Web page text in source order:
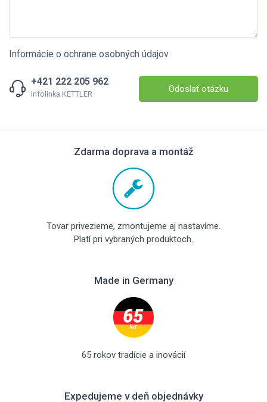
Informácie o ochrane osobných údajov
+421 222 205 962
Infolinka KETTLER Odoslať otázku
Zdarma doprava a montáž
Tovar privezieme, zmontujeme aj nastavíme.
Platí pri vybraných produktoch.
Made in Germany
65 rokov tradície a inovácií
Expedujeme v deň objednávky